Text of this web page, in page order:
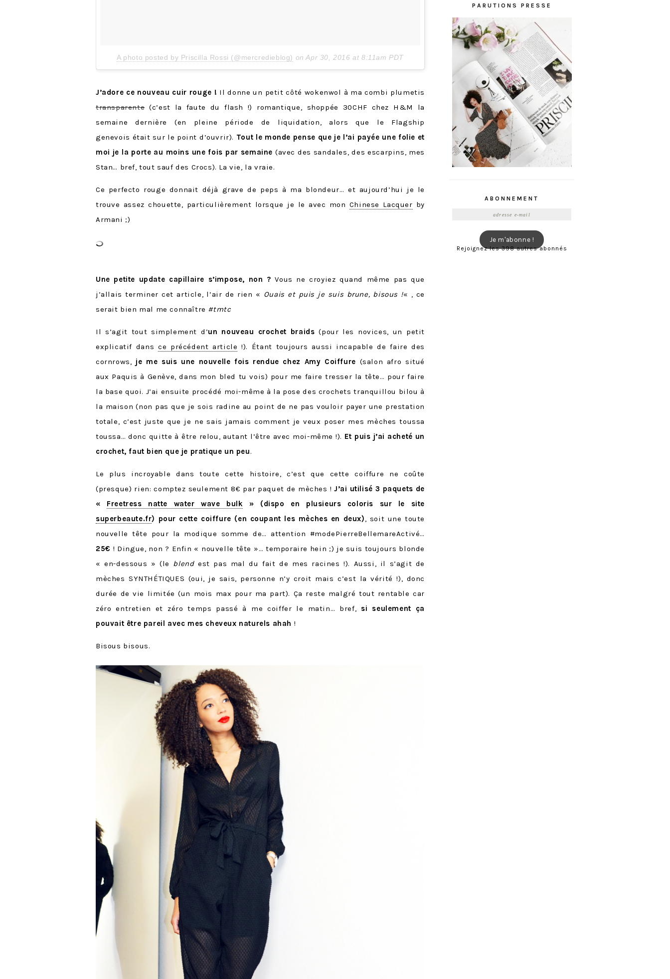
A photo posted by Priscilla Rossi (@mercredieblog) onApr 30, 2016 at 8:11am PDT
J’adore ce nouveau cuir rouge ! Il donne un petit côté wokenwol à ma combi plumetis
transparente(c’est la faute du flash !) romantique, shoppée 30CHF chez H&M la
semaine dernière (en pleine période de liquidation, alors que le Flagship
genevois était sur le point d’ouvrir). Tout le monde pense que je l’ai payée une folie et
moi je la porte au moins une fois par semaine (avec des sandales, des escarpins, mes
Stan… bref, tout sauf des Crocs). La vie, la vraie.
Ce perfecto rouge donnait déjà grave de peps à ma blondeur… et aujourd’hui je le
trouve assez chouette, particulièrement lorsque je le avec mon Chinese Lacquer by
Armani ;)
Une petite update capillaire s’impose, non ? Vous ne croyiez quand même pas que
j’allais terminer cet article, l’air de rien « Ouais et puis je suis brune, bisous !« , ce
serait bien mal me connaître #tmtc
Il s’agit tout simplement d’un nouveau crochet braids (pour les novices, un petit
explicatif dansce précédent article !). Étant toujours aussi incapable de faire des
cornrows,
je me suis une nouvelle fois rendue chez Amy Coiffure (salon afro situé
aux Paquis à Genève, dans mon bled tu vois) pour me faire tresser la tête… pour faire
la base quoi. J’ai ensuite procédé moi-même à la pose des crochets tranquillou bilou à
la maison (non pas que je sois radine au point de ne pas vouloir payer une prestation
totale, c’est juste que je ne sais jamais comment je veux poser mes mèches toussa
toussa… donc quitte à être relou, autant l’être avec moi-même !). Et puis j’ai acheté un
crochet, faut bien que je pratique un peu.
Le plus incroyable dans toute cette histoire, c’est que cette coiffure ne coûte
(presque) rien: comptez seulement 8€ par paquet de mèches !J’ai utilisé 3 paquets de
« Freetress natte water wave bulk » (dispo en plusieurs coloris sur le site
superbeaute.fr) pour cette coiffure (en coupant les mèches en deux) , soit une toute
nouvelle tête pour la modique somme de… attention #modePierreBellemareActivé…
25€ ! Dingue, non ? Enfin « nouvelle tête »… temporaire hein ;) je suis toujours blonde
« en-dessous » (le blendest pas mal du fait de mes racines !). Aussi, il s’agit de
mèches SYNTHÉTIQUES (oui, je sais, personne n’y croit mais c’est la vérité !), donc
durée de vie limitée (un mois max pour ma part). Ça reste malgré tout rentable car
zéro entretien et zéro temps passé à me coiffer le matin… bref, si seulement ça
pouvait être pareil avec mes cheveux naturels ahah !
Bisous bisous.
PARUTIONS PRESSE
ABONNEMENT
Je m'abonne !
Rejoignez les 398 autres abonnés